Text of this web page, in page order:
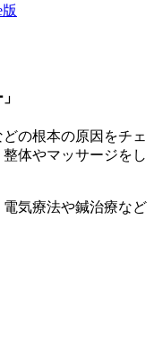
の根本の原因をチェ
体やマッサージをし
気療法や鍼治療など